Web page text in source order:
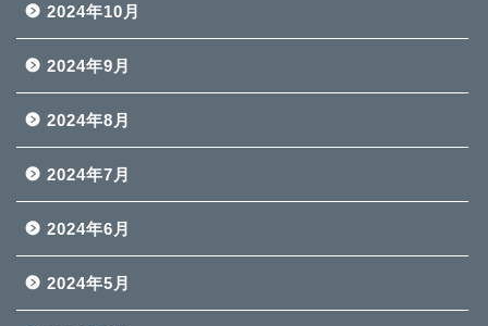
2024年10月
2024年9月
2024年8月
2024年7月
2024年6月
2024年5月